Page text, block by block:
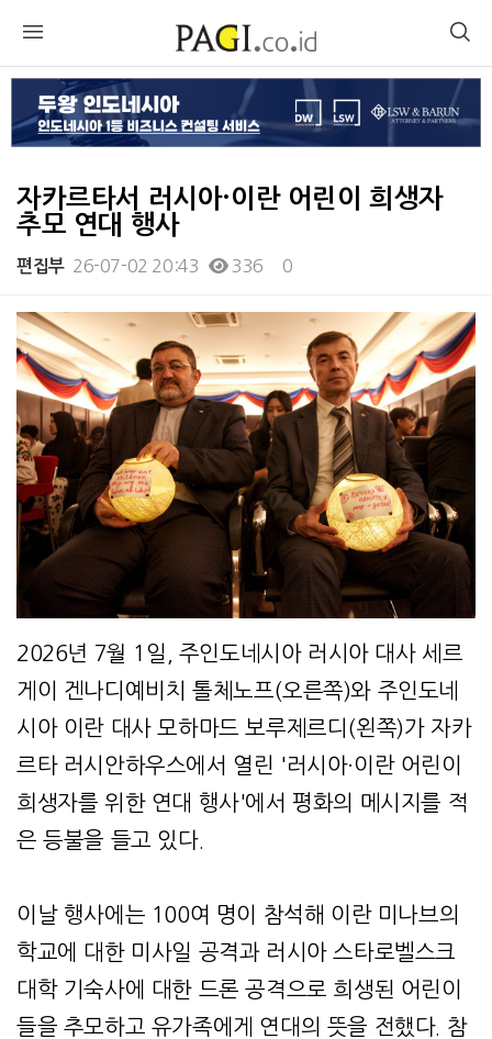
자카르타서 러시아·이란 어린이 희생자
추모 연대 행사
편집부 26-07-02 20:43 336 0
본문
2026년 7월 1일, 주인도네시아 러시아 대사 세르
게이 겐나디예비치 톨체노프(오른쪽)와 주인도네
시아 이란 대사 모하마드 보루제르디(왼쪽)가 자카
르타 러시안하우스에서 열린 '러시아·이란 어린이
희생자를 위한 연대 행사'에서 평화의 메시지를 적
은 등불을 들고 있다.
이날 행사에는 100여 명이 참석해 이란 미나브의
학교에 대한 미사일 공격과 러시아 스타로벨스크
대학 기숙사에 대한 드론 공격으로 희생된 어린이
들을 추모하고 유가족에게 연대의 뜻을 전했다. 참